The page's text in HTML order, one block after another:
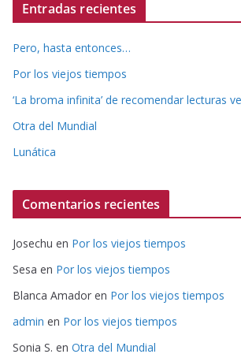
Entradas recientes
Pero, hasta entonces…
Por los viejos tiempos
‘La broma infinita’ de recomendar lecturas
Otra del Mundial
Lunática
Comentarios recientes
Josechu en Por los viejos tiempos
Sesa en Por los viejos tiempos
Blanca Amador en Por los viejos tiempos
admin en Por los viejos tiempos
Sonia S. en Otra del Mundial